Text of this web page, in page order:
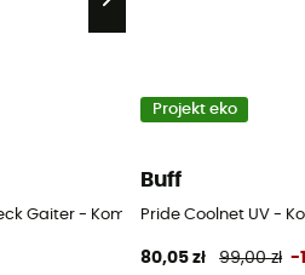
Gaiter - Komin
Projekt eko
Buff
Pride Coolnet UV -
80,05 zł 99,00 zł -